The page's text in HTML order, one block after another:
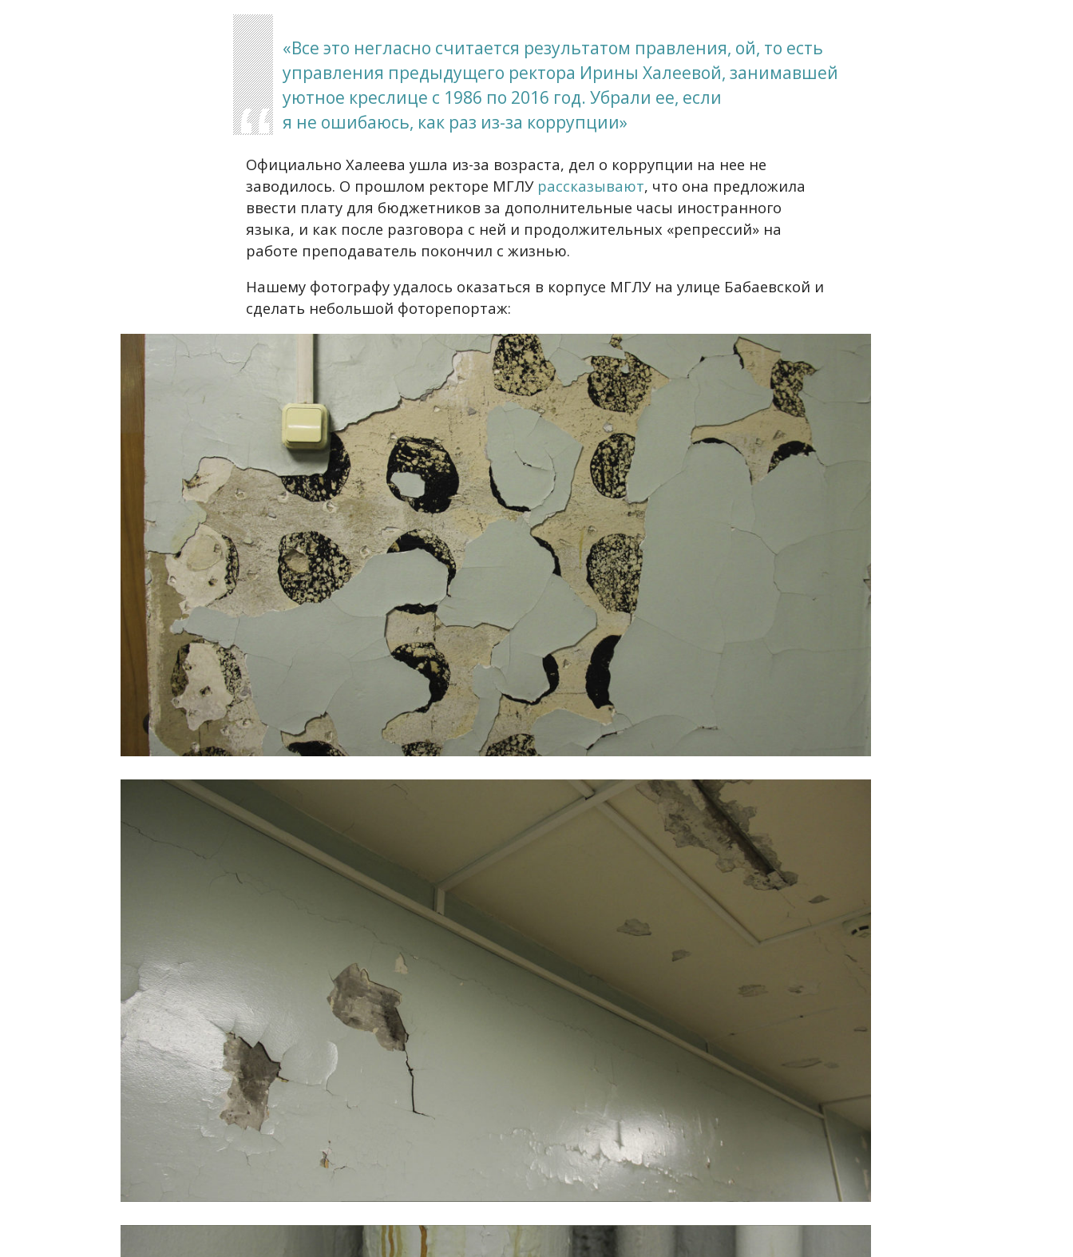
«Все это негласно считается результатом правления, ой, то есть
управления предыдущего ректора Ирины Халеевой, занимавшей
уютное креслице с 1986 по 2016 год. Убрали ее, если
я не ошибаюсь, как раз из-за коррупции»
Официально Халеева ушла из-за возраста, дел о коррупции на нее не
заводилось. О прошлом ректоре МГЛУ рассказывают, что она предложила
ввести плату для бюджетников за дополнительные часы иностранного
языка, и как после разговора с ней и продолжительных «репрессий» на
работе преподаватель покончил с жизнью.
Нашему фотографу удалось оказаться в корпусе МГЛУ на улице Бабаевской и
сделать небольшой фоторепортаж: